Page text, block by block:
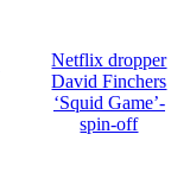
Netflix dropper
David Finchers
‘Squid Game’-
spin-off